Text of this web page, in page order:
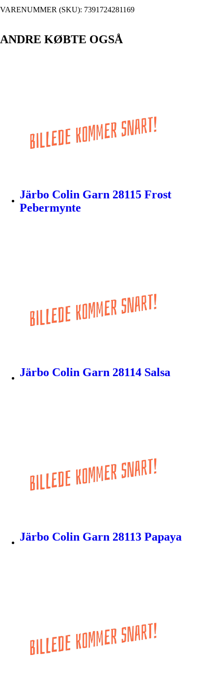
VARENUMMER (SKU): 7391724281169
ANDRE KØBTE OGSÅ
Järbo Colin Garn 28115 Frost
Pebermynte
Järbo Colin Garn 28114 Salsa
Järbo Colin Garn 28113 Papaya